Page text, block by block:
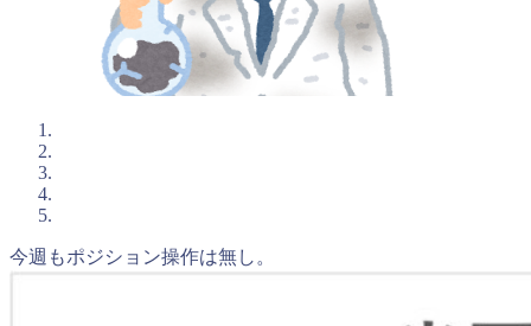
今週もポジション操作は無し。